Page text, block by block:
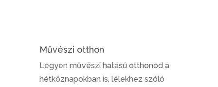
Művészi otthon
Legyen művészi hatású otthonod a
hétköznapokban is, lélekhez szóló